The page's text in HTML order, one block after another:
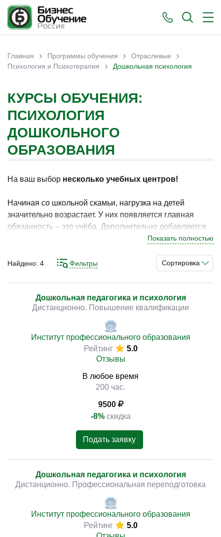
Вы здесь
Главная › Программы обучения › Отраслевые ›
Психология и Психотерапия › Дошкольная психология
КУРСЫ ОБУЧЕНИЯ:
ПСИХОЛОГИЯ
ДОШКОЛЬНОГО
ОБРАЗОВАНИЯ
На ваш выбор несколько учебных центров!
Начиная со школьной скамьи, нагрузка на детей
значительно возрастает. У них появляется главная
обязанность – это учёба. Дополнительно добавляется
стресс попадания в новые для себя условия и социум.
непосредственной адаптацией к школе занимаются
специалисты в дошкольной психологии. Данный раздел
научной дисциплины полезен при работе с детьми.
Изучить его в достаточной степени есть возможность
на курсах.
Показать полностью
Сортировка
Найдено: 4 Фильтры
Дошкольная педагогика и психология
Дистанционно. Повышение квалификации
Институт профессионального образования
Рейтинг
5.0
Отзывы
В любое время
200 час.
9500
-8% скидка
Подать заявку
Дошкольная педагогика и психология
Дистанционно. Профессиональная переподготовка
Институт профессионального образования
Рейтинг
5.0